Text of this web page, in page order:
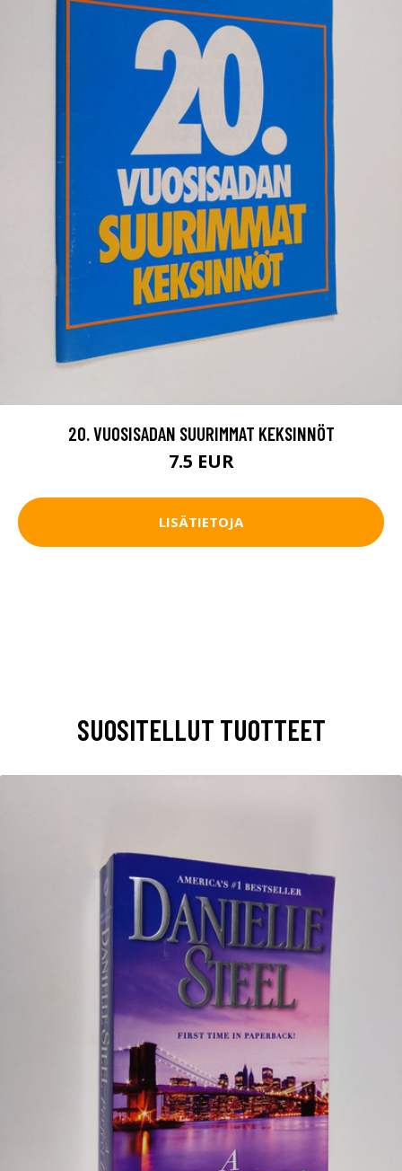
20. VUOSISADAN SUURIMMAT KEKSINNÖT
7.5 EUR
LISÄTIETOJA
SUOSITELLUT TUOTTEET